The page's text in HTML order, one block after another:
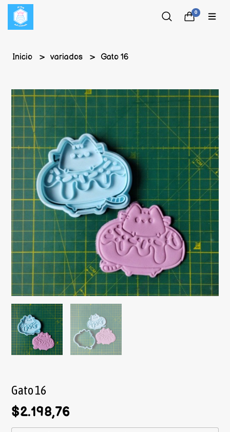
0
Inicio variados Gato 16
Gato 16
$2.198,76